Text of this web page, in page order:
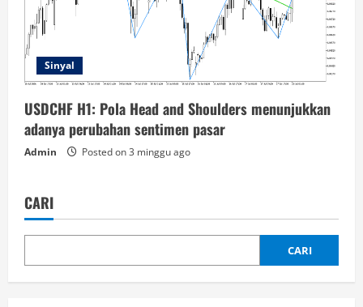
Sinyal
USDCHF H1: Pola Head and Shoulders menunjukkan
adanya perubahan sentimen pasar
Admin Posted on 3 minggu ago
CARI
CARI